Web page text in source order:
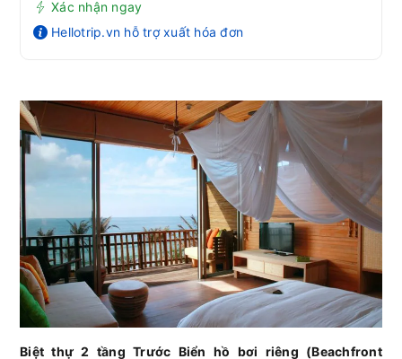
Xác nhận ngay
Hellotrip.vn hỗ trợ xuất hóa đơn
Biệt thự 2 tầng Trước Biển hồ bơi riêng (Beachfront